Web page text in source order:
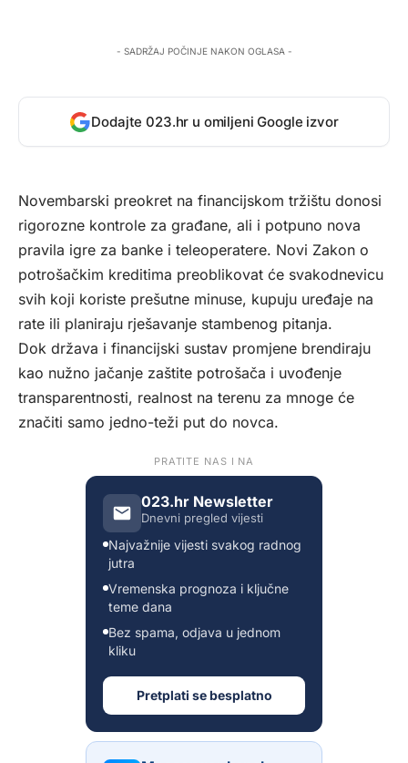
- SADRŽAJ POČINJE NAKON OGLASA -
Dodajte 023.hr u omiljeni Google izvor
Novembarski preokret na financijskom tržištu donosi
rigorozne kontrole za građane, ali i potpuno nova
pravila igre za banke i teleoperatere. Novi Zakon o
potrošačkim kreditima preoblikovat će svakodnevicu
svih koji koriste prešutne minuse, kupuju uređaje na
rate ili planiraju rješavanje stambenog pitanja.
Dok država i financijski sustav promjene brendiraju
kao nužno jačanje zaštite potrošača i uvođenje
transparentnosti, realnost na terenu za mnoge će
značiti samo jedno-teži put do novca.
PRATITE NAS I NA
023.hr Newsletter
Dnevni pregled vijesti
Najvažnije vijesti svakog radnog
jutra
Vremenska prognoza i ključne
teme dana
Bez spama, odjava u jednom
kliku
Pretplati se besplatno